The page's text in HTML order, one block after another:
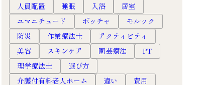
人員配置
睡眠 入浴
居室
ユマニチュード
ボッチャ
モルック
防災
作業療法士
アクティビティ
美容
スキンケア 園芸療法
PT
理学療法士
選び方
介護付有料老人ホーム
違い
費用